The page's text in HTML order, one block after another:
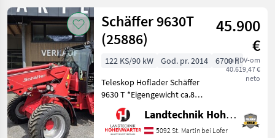
Prikaži
sve
MARKETPLACE
Marketplace
Ponude
trgovaca
Oglasi
Schäffer 9630T
(25886)
45.900
€
sa PDV-om
40.619,47 €
neto
122 KS/90 kW God. pr. 2014
6700 h
Teleskop Hoflader Schäffer
9630 T *Eigengewicht ca.8 t
*Bereifung 400/55-22, 5
*Kipplast 4200 kg
*Radstand 2.52 m
Landtechnik Hohenwarter GmbH
5092 St. Martin bei Lofer